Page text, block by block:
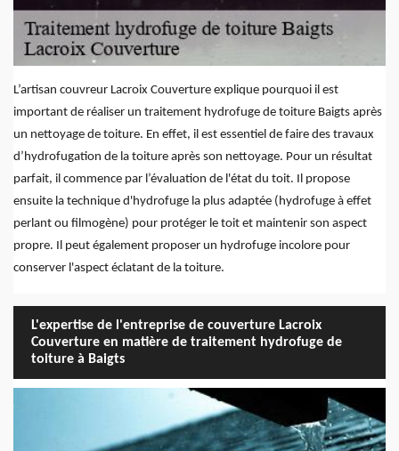
L’artisan couvreur Lacroix Couverture explique pourquoi il est
important de réaliser un traitement hydrofuge de toiture Baigts après
un nettoyage de toiture. En effet, il est essentiel de faire des travaux
d’hydrofugation de la toiture après son nettoyage. Pour un résultat
parfait, il commence par l’évaluation de l'état du toit. Il propose
ensuite la technique d'hydrofuge la plus adaptée (hydrofuge à effet
perlant ou filmogène) pour protéger le toit et maintenir son aspect
propre. Il peut également proposer un hydrofuge incolore pour
conserver l'aspect éclatant de la toiture.
L'expertise de l'entreprise de couverture Lacroix
Couverture en matière de traitement hydrofuge de
toiture à Baigts